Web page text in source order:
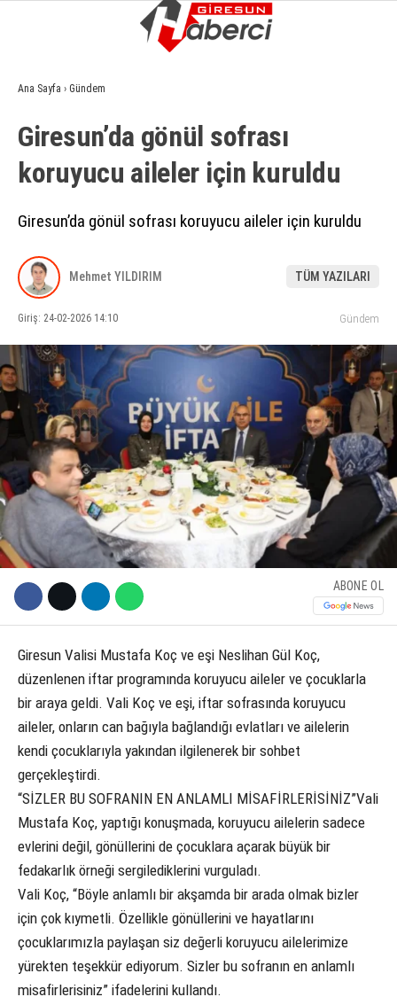
WhatsApp İhbar Hattı
Facebook
Youtube
GÜNDEM
EKONOMI
SIYASET
SPOR
YAŞAM
EĞITIM
SAĞLIK
KÜLTÜR SANAT
SERVISLER
Ana Sayfa › Gündem
Giresun’da gönül sofrası
koruyucu aileler için kuruldu
Giresun’da gönül sofrası koruyucu aileler için kuruldu
Mehmet YILDIRIM TÜM YAZILARI
Giriş: 24-02-2026 14:10 Gündem
ABONE OL
Giresun Valisi Mustafa Koç ve eşi Neslihan Gül Koç,
düzenlenen iftar programında koruyucu aileler ve çocuklarla
bir araya geldi. Vali Koç ve eşi, iftar sofrasında koruyucu
aileler, onların can bağıyla bağlandığı evlatları ve ailelerin
kendi çocuklarıyla yakından ilgilenerek bir sohbet
gerçekleştirdi.
“SİZLER BU SOFRANIN EN ANLAMLI MİSAFİRLERİSİNİZ”Vali
Mustafa Koç, yaptığı konuşmada, koruyucu ailelerin sadece
evlerini değil, gönüllerini de çocuklara açarak büyük bir
fedakarlık örneği sergilediklerini vurguladı.
Vali Koç, “Böyle anlamlı bir akşamda bir arada olmak bizler
için çok kıymetli. Özellikle gönüllerini ve hayatlarını
çocuklarımızla paylaşan siz değerli koruyucu ailelerimize
yürekten teşekkür ediyorum. Sizler bu sofranın en anlamlı
misafirlerisiniz” ifadelerini kullandı.